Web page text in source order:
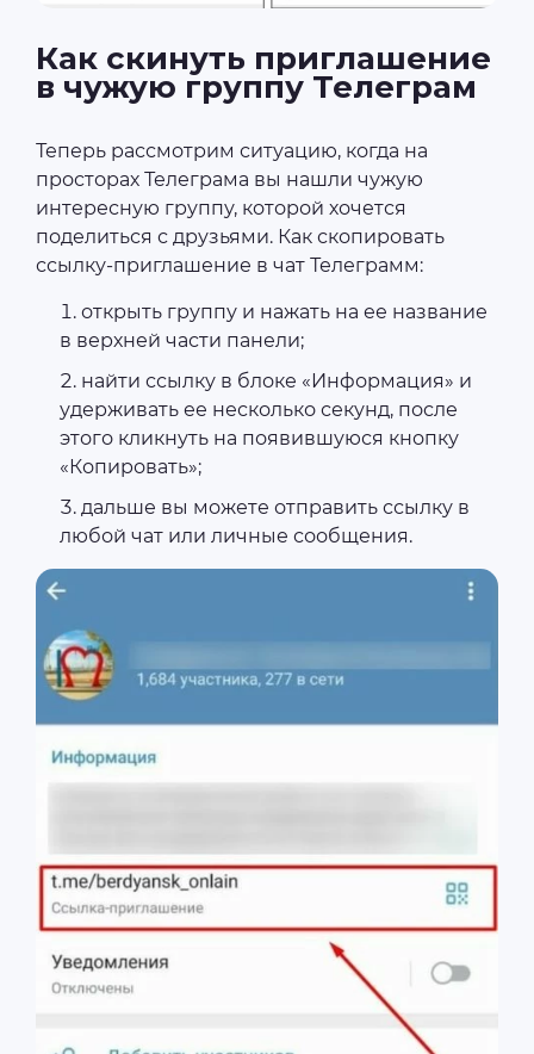
Как скинуть приглашение
в чужую группу Телеграм
Теперь рассмотрим ситуацию, когда на
просторах Телеграма вы нашли чужую
интересную группу, которой хочется
поделиться с друзьями. Как скопировать
ссылку-приглашение в чат Телеграмм:
открыть группу и нажать на ее название
в верхней части панели;
найти ссылку в блоке «Информация» и
удерживать ее несколько секунд, после
этого кликнуть на появившуюся кнопку
«Копировать»;
дальше вы можете отправить ссылку в
любой чат или личные сообщения.